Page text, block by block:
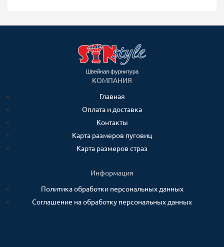
Швейная фурнитура
КОМПАНИЯ
Главная
Оплата и доставка
Контакты
Карта размеров пуговиц
Карта размеров страз
Информация
Политика обработки персональных данных
Соглашение на обработку персональных данных